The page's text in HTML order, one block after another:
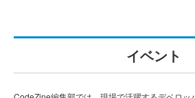
イベント